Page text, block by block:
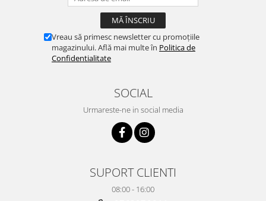
Vreau să primesc newsletter cu promoțiile
magazinului. Află mai multe în Politica de
Confidentialitate
SOCIAL
Urmareste-ne in social media
SUPORT CLIENTI
08:00 - 16:00